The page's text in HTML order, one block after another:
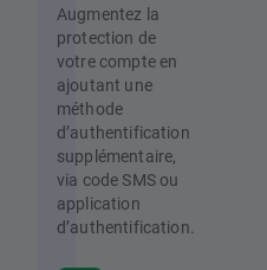
Augmentez la
protection de
votre compte en
ajoutant une
méthode
d’authentification
supplémentaire,
via code SMS ou
application
d’authentification.